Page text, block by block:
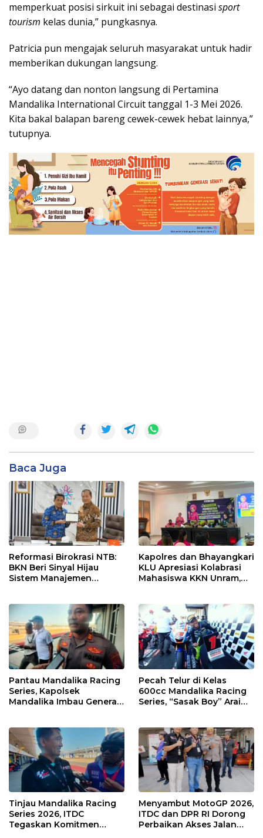
memperkuat posisi sirkuit ini sebagai destinasi sport
tourism kelas dunia,” pungkasnya.
Patricia pun mengajak seluruh masyarakat untuk hadir
memberikan dukungan langsung.
“Ayo datang dan nonton langsung di Pertamina
Mandalika International Circuit tanggal 1-3 Mei 2026.
Kita bakal balapan bareng cewek-cewek hebat lainnya,”
tutupnya.
Baca Juga
Reformasi Birokrasi NTB:
BKN Beri Sinyal Hijau
Sistem Manajemen
Kapolres dan Bhayangkari
KLU Apresiasi Kolabrasi
Mahasiswa KKN Unram,
Pantau Mandalika Racing
Series, Kapolsek
Mandalika Imbau Generasi
Pecah Telur di Kelas
600cc Mandalika Racing
Series, “Sasak Boy” Arai
Tinjau Mandalika Racing
Series 2026, ITDC
Tegaskan Komitmen
Menyambut MotoGP 2026,
ITDC dan DPR RI Dorong
Perbaikan Akses Jalan